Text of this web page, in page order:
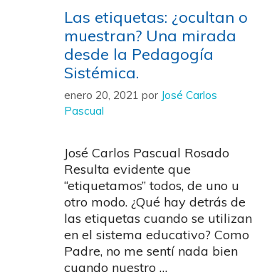
Las etiquetas: ¿ocultan o
muestran? Una mirada
desde la Pedagogía
Sistémica.
enero 20, 2021 por José Carlos
Pascual
José Carlos Pascual Rosado
Resulta evidente que
“etiquetamos” todos, de uno u
otro modo. ¿Qué hay detrás de
las etiquetas cuando se utilizan
en el sistema educativo? Como
Padre, no me sentí nada bien
cuando nuestro …